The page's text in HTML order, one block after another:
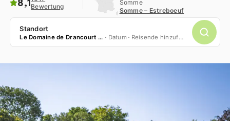
8,1Bewertung
Somme
Somme – Estreboeuf
Standort
Le Domaine de Drancourt ***** Datum Reisende hinzufügen